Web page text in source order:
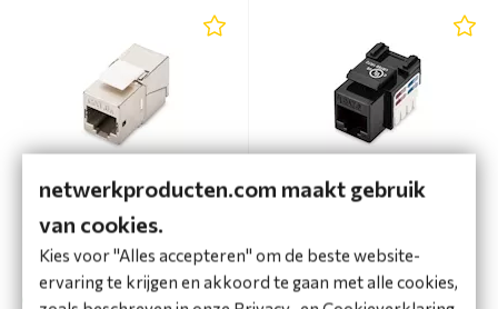
Keystone Cat6A,
afgeschermd,
Gereedschapsvrij set= 24
pieces
Op voorraad
Keystone Jack CAT6
Op voorraad
netwerkproducten.com maakt gebruik
van cookies.
Kies voor "Alles accepteren" om de beste website-
ervaring te krijgen en akkoord te gaan met alle cookies,